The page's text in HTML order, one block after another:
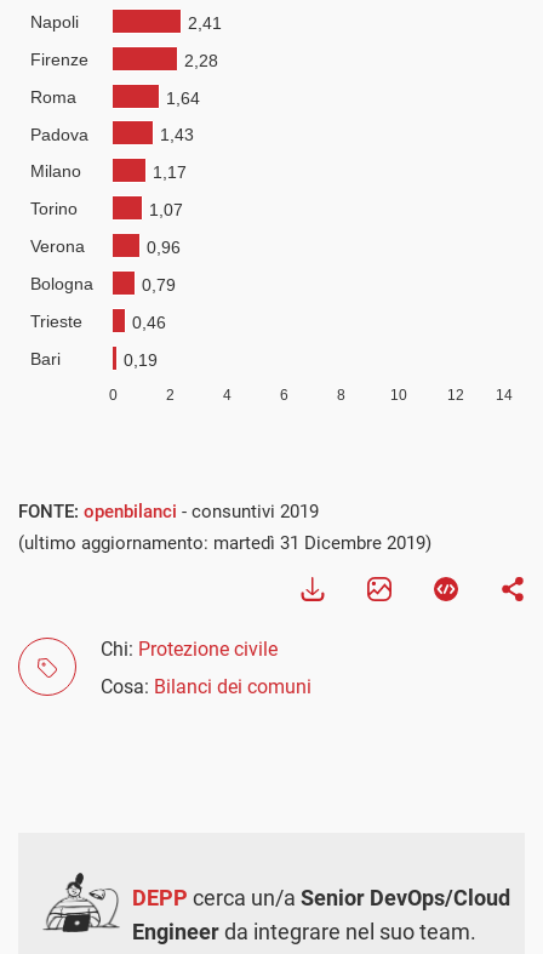
FONTE: openbilanci - consuntivi 2019
(ultimo aggiornamento: martedì 31 Dicembre 2019)
Chi: Protezione civile
Cosa: Bilanci dei comuni
DEPP cerca un/a Senior DevOps/Cloud
Engineerda integrare nel suo team.